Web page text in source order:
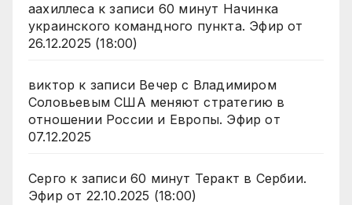
аахиллесак записи 60 минут Начинка
украинского командного пункта. Эфир от
26.12.2025 (18:00)
виктор к записи Вечер с Владимиром
Соловьевым США меняют стратегию в
отношении России и Европы. Эфир от
07.12.2025
Серго к записи 60 минут Теракт в Сербии.
Эфир от 22.10.2025 (18:00)